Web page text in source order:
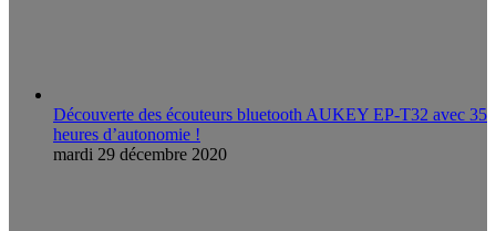
Découverte des écouteurs bluetooth AUKEY EP-T32 avec 35
heures d’autonomie !
mardi 29 décembre 2020